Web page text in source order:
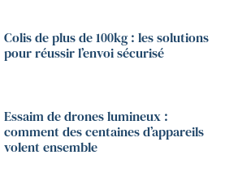
Colis de plus de 100kg : les solutions
pour réussir l’envoi sécurisé
Essaim de drones lumineux :
comment des centaines d’appareils
volent ensemble